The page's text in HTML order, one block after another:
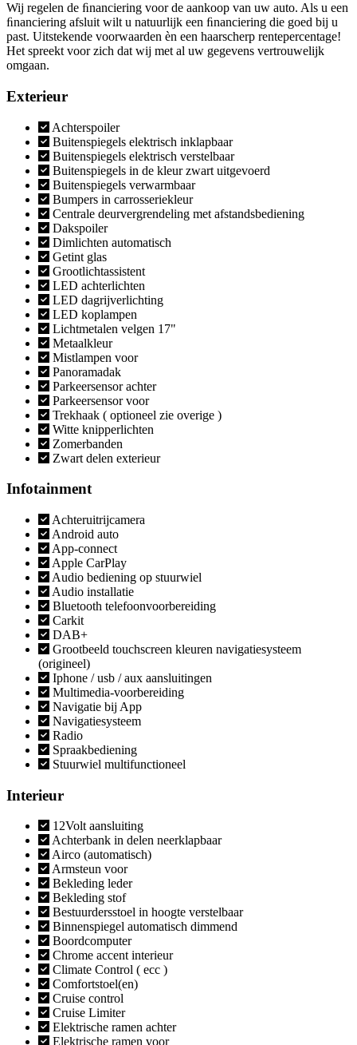
Wij regelen de ﬁnanciering voor de aankoop van uw auto. Als u een
ﬁnanciering afsluit wilt u natuurlijk een ﬁnanciering die goed bij u
past. Uitstekende voorwaarden èn een haarscherp rentepercentage!
Het spreekt voor zich dat wij met al uw gegevens vertrouwelijk
omgaan.
Exterieur
Achterspoiler
Buitenspiegels elektrisch inklapbaar
Buitenspiegels elektrisch verstelbaar
Buitenspiegels in de kleur zwart uitgevoerd
Buitenspiegels verwarmbaar
Bumpers in carrosseriekleur
Centrale deurvergrendeling met afstandsbediening
Dakspoiler
Dimlichten automatisch
Getint glas
Grootlichtassistent
LED achterlichten
LED dagrijverlichting
LED koplampen
Lichtmetalen velgen 17"
Metaalkleur
Mistlampen voor
Panoramadak
Parkeersensor achter
Parkeersensor voor
Trekhaak ( optioneel zie overige )
Witte knipperlichten
Zomerbanden
Zwart delen exterieur
Infotainment
Achteruitrijcamera
Android auto
App-connect
Apple CarPlay
Audio bediening op stuurwiel
Audio installatie
Bluetooth telefoonvoorbereiding
Carkit
DAB+
Grootbeeld touchscreen kleuren navigatiesysteem
(origineel)
Iphone / usb / aux aansluitingen
Multimedia-voorbereiding
Navigatie bij App
Navigatiesysteem
Radio
Spraakbediening
Stuurwiel multifunctioneel
Interieur
12Volt aansluiting
Achterbank in delen neerklapbaar
Airco (automatisch)
Armsteun voor
Bekleding leder
Bekleding stof
Bestuurdersstoel in hoogte verstelbaar
Binnenspiegel automatisch dimmend
Boordcomputer
Chrome accent interieur
Climate Control ( ecc )
Comfortstoel(en)
Cruise control
Cruise Limiter
Elektrische ramen achter
Elektrische ramen voor